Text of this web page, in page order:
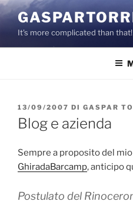
Salta
al
contenuto
It's more complicated than that!
PUBBLICATO
IL
13/09/2007 DI GASPAR
Blog e azienda
Sempre a proposito del
GhiradaBarcamp, anticipo
Postulato del